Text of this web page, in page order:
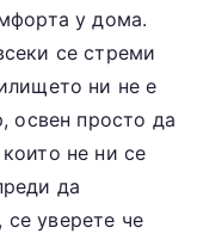
у дома.
се стреми
ни не е
освен просто да
не ни се
да
уверете че